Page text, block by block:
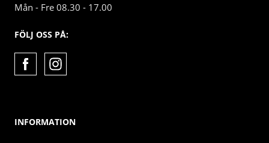
Mån - Fre 08.30 - 17.00
FÖLJ OSS PÅ:
INFORMATION